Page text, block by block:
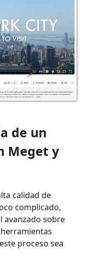
de un
Meget y
calidad de
complicado,
avanzado sobre
proceso sea